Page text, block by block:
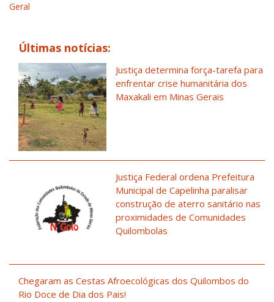
Geral
Últimas notícias:
Justiça determina força-tarefa para
enfrentar crise humanitária dos
Maxakali em Minas Gerais
Justiça Federal ordena Prefeitura
Municipal de Capelinha paralisar
construção de aterro sanitário nas
proximidades de Comunidades
Quilombolas
Chegaram as Cestas Afroecológicas dos Quilombos do
Rio Doce de Dia dos Pais!